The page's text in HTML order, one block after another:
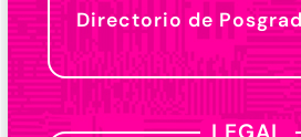
Directorio de